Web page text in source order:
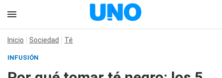
Inicio Sociedad Té
INFUSIÓN